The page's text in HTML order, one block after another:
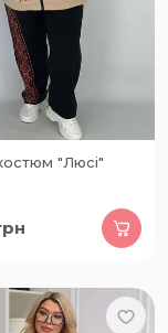
"Люсі"